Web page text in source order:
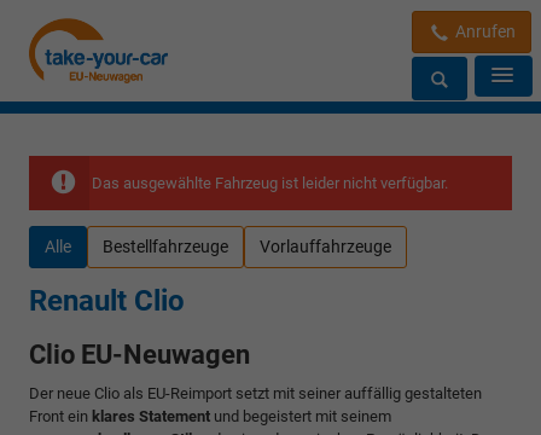
Anrufen
Das ausgewählte Fahrzeug ist leider nicht verfügbar.
Alle Bestellfahrzeuge Vorlauffahrzeuge
Renault Clio
Clio EU-Neuwagen
Der neue Clio als EU-Reimport setzt mit seiner auffällig gestalteten
Front ein klares Statement und begeistert mit seinem